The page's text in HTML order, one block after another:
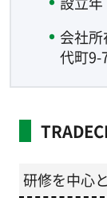
会社
代町9-
研修を中心